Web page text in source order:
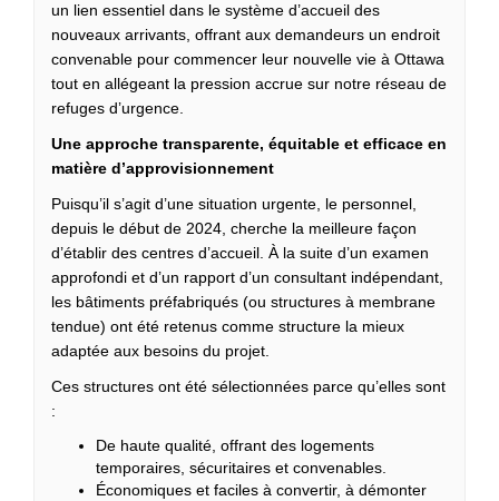
un lien essentiel dans le système d’accueil des
nouveaux arrivants, offrant aux demandeurs un endroit
convenable pour commencer leur nouvelle vie à Ottawa
tout en allégeant la pression accrue sur notre réseau de
refuges d’urgence.
Une approche transparente, équitable et efficace en
matière d’approvisionnement
Puisqu’il s’agit d’une situation urgente, le personnel,
depuis le début de 2024, cherche la meilleure façon
d’établir des centres d’accueil. À la suite d’un examen
approfondi et d’un rapport d’un consultant indépendant,
les bâtiments préfabriqués (ou structures à membrane
tendue) ont été retenus comme structure la mieux
adaptée aux besoins du projet.
Ces structures ont été sélectionnées parce qu’elles sont
:
De haute qualité, offrant des logements
temporaires, sécuritaires et convenables.
Économiques et faciles à convertir, à démonter